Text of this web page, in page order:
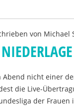
von Michael
Abend nicht einer
die Live-
der Frauen